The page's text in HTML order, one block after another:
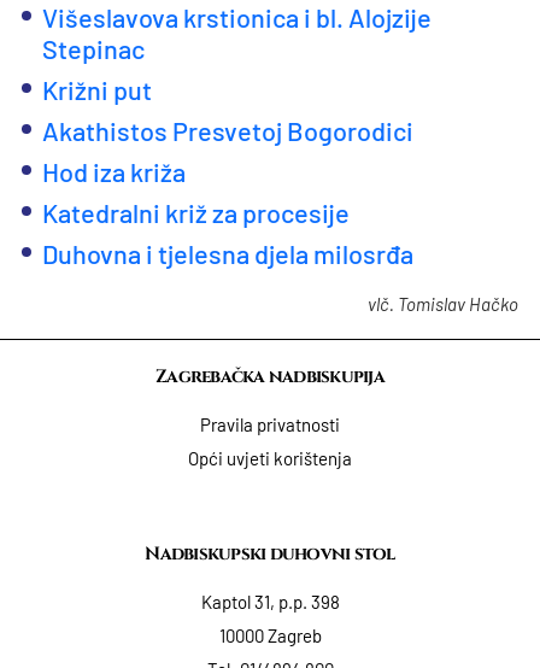
Višeslavova krstionica i bl. Alojzije
Stepinac
Križni put
Akathistos Presvetoj Bogorodici
Hod iza križa
Katedralni križ za procesije
Duhovna i tjelesna djela milosrđa
vlč. Tomislav Hačko
Zagrebačka nadbiskupija
Pravila privatnosti
Opći uvjeti korištenja
Nadbiskupski duhovni stol
Kaptol 31, p.p. 398
10000 Zagreb